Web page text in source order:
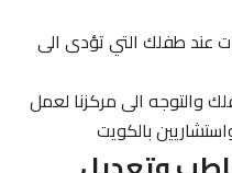
طفلك التي تؤدى الى
الى مركزنا لعمل
بالكويت